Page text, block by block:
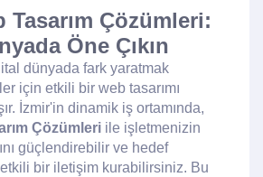
Tasarım Çözümleri:
Öne Çıkın
dünyada fark yaratmak
için etkili bir web tasarımı
İzmir'in dinamik iş ortamında,
Çözümleri ile işletmenizin
güçlendirebilir ve hedef
bir iletişim kurabilirsiniz. Bu